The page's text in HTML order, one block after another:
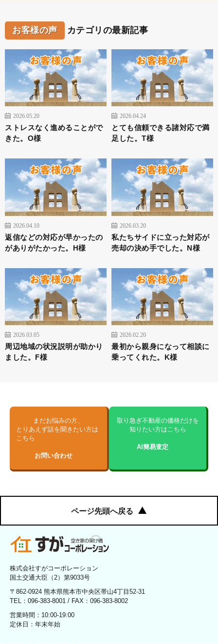
お客様の声 カテゴリの最新記事
2026.05.20
ストレスなく進めることがで
きた。O様
2026.04.24
とても信頼できる諸対応で満
足した。T様
2026.04.10
返信などの対応が早かったの
がありがたかった。H様
2026.03.20
私たちサイドに立った対応が
売却の決め手でした。N様
2026.03.05
周辺地域の状況説明が助かり
ました。F様
2026.02.20
最初から親身になって相談に
乗ってくれた。K様
まだお悩みの方、
とりあえず話を聞きたい方は
こちら
お問い合わせ
取り急ぎ不動産の価格だけを
知りたい方はこちら
AI簡易査定
ページ先頭へ戻る
株式会社すがコーポレーション
国土交通大臣（2）第9033号
〒862-0924 熊本県熊本市中央区帯山4丁目52-31
TEL：096-383-8001 / FAX：096-383-8002
営業時間：10:00-19:00
定休日：年末年始